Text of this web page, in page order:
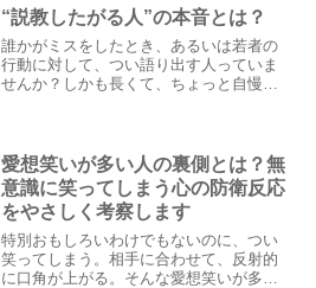
か、気になったことありませんか？今回
は、「なんで爆音マフラー車って存在す
るの？」っていう素朴な疑問からスター
トして、運転してる人の心理や、どんな
対策があるのかまで、コサツくんがゆる
“説教したがる人”の本音とは？
誰かがミスをしたとき、あるいは若者の
行動に対して、つい語り出す人っていま
せんか？しかも長くて、ちょっと自慢っ
な“説教したがる人”の本音や背景を、やさ
しく考察してみたいと思います。
愛想笑いが多い人の裏側とは？無
意識に笑ってしまう心の防衛反応
をやさしく考察します
特別おもしろいわけでもないのに、つい
笑ってしまう。相手に合わせて、反射的
に口角が上がる。そんな愛想笑いが多い